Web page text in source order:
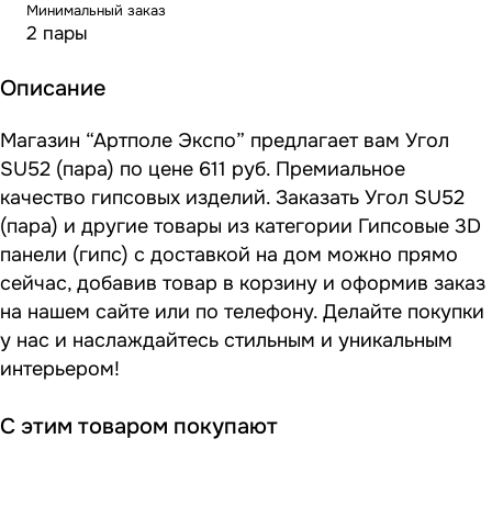
Минимальный заказ
2 пары
Описание
Магазин “Артполе Экспо” предлагает вам Угол
SU52 (пара) по цене 611 руб. Премиальное
качество гипсовых изделий. Заказать Угол SU52
(пара) и другие товары из категории Гипсовые 3D
панели (гипс) с доставкой на дом можно прямо
сейчас, добавив товар в корзину и оформив заказ
на нашем сайте или по телефону. Делайте покупки
у нас и наслаждайтесь стильным и уникальным
интерьером!
С этим товаром покупают